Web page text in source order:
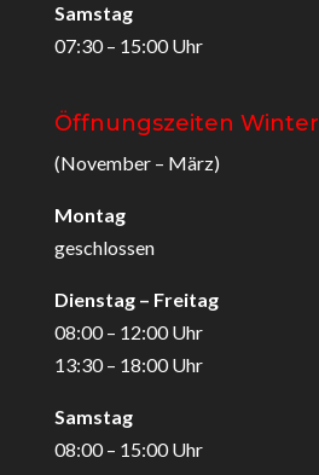
Samstag
07:30 – 15:00 Uhr
Öffnungszeiten Winter
(November – März)
Montag
geschlossen
Dienstag – Freitag
08:00 – 12:00 Uhr
13:30 – 18:00 Uhr
Samstag
08:00 – 15:00 Uhr